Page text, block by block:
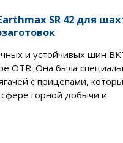
SR 42 для
и устойчивых шин
OTR. Она была
с прицепами,
сфере горной добычи и